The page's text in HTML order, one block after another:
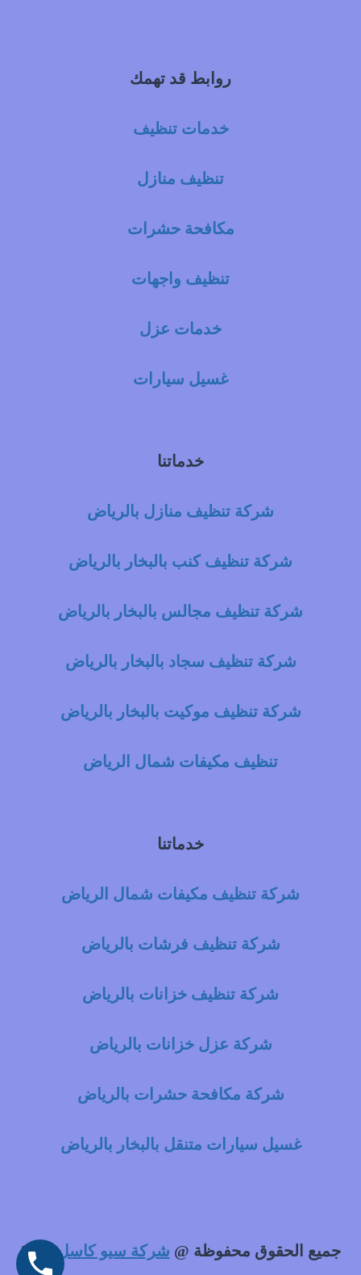
روابط قد تهمك
خدمات تنظيف
تنظيف منازل
مكافحة حشرات
تنظيف واجهات
خدمات عزل
غسيل سيارات
خدماتنا
شركة تنظيف منازل بالرياض
شركة تنظيف كنب بالبخار بالرياض
شركة تنظيف مجالس بالبخار بالرياض
شركة تنظيف سجاد بالبخار بالرياض
شركة تنظيف موكيت بالبخار بالرياض
تنظيف مكيفات شمال الرياض
خدماتنا
شركة تنظيف مكيفات شمال الرياض
شركة تنظيف فرشات بالرياض
شركة تنظيف خزانات بالرياض
شركة عزل خزانات بالرياض
شركة مكافحة حشرات بالرياض
غسيل سيارات متنقل بالبخار بالرياض
جميع الحقوق محفوظة @ شركة سيو كاسل2021